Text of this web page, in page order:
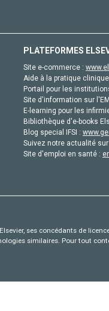
PLATEFORMES
Site e-commerce :
Aide à la pratique
Portail pour les
Site d'information sur
E-learning pour les
Bibliothèque d'e-books
Blog special IFSI :
Suivez notre actualité
Site d'emploi en santé :
ses concédants de
similaires. Pour tout